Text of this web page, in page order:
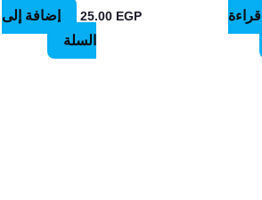
قراءة
25.00 EGP
إضافة إلى
السلة